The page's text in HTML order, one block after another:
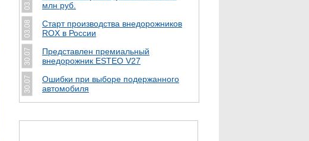
млн руб.
03.08
Cтарт производства внедорожников
ROX в России
30.07
Представлен премиальный
внедорожник ESTEO V27
30.07
Ошибки при выборе подержанного
автомобиля